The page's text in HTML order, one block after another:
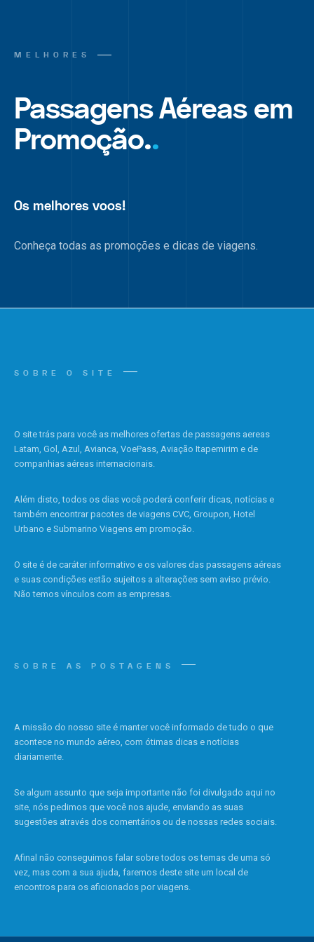
MELHORES
Passagens Aéreas em
Promoção..
Os melhores voos!
Conheça todas as promoções e dicas de viagens.
SOBRE O SITE
O site trás para você as melhores ofertas de passagens aereas
Latam, Gol, Azul, Avianca, VoePass, Aviação Itapemirim e de
companhias aéreas internacionais.
Além disto, todos os dias você poderá conferir dicas, notícias e
também encontrar pacotes de viagens CVC, Groupon, Hotel
Urbano e Submarino Viagens em promoção.
O site é de caráter informativo e os valores das passagens aéreas
e suas condições estão sujeitos a alterações sem aviso prévio.
Não temos vínculos com as empresas.
SOBRE AS POSTAGENS
A missão do nosso site é manter você informado de tudo o que
acontece no mundo aéreo, com ótimas dicas e notícias
diariamente.
Se algum assunto que seja importante não foi divulgado aqui no
site, nós pedimos que você nos ajude, enviando as suas
sugestões através dos comentários ou de nossas redes sociais.
Afinal não conseguimos falar sobre todos os temas de uma só
vez, mas com a sua ajuda, faremos deste site um local de
encontros para os aficionados por viagens.